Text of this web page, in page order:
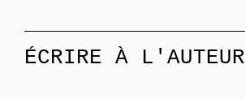
ÉCRIRE À L'AUTEUR